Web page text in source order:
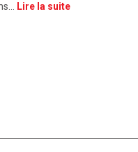
Lire la suite